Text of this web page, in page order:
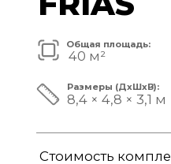
5 820 000 ₽
СМОТРЕТЬ ПРОЕКТ